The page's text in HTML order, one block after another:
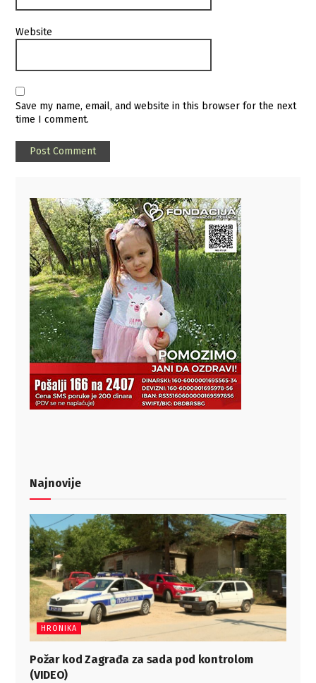
Website
Save my name, email, and website in this browser for the next
time I comment.
Najnovije
HRONIKA
Požar kod Zagrađa za sada pod kontrolom
(VIDEO)